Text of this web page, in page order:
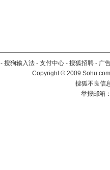
- 搜狗输入法 - 支付中心 - 搜狐招聘 - 广
Copyright © 2009
搜狐不良信
举报邮箱